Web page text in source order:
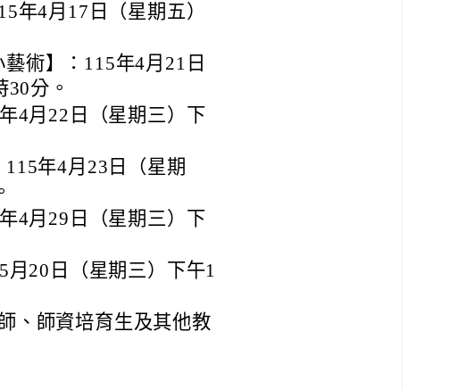
年4月17日（星期五）
術】：115年4月21日
30分。
4月22日（星期三）下
年4月23日（星期
4月29日（星期三）下
月20日（星期三）下午1
、師資培育生及其他教